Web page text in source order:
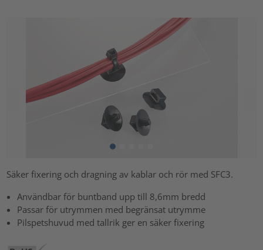
Säker fixering och dragning av kablar och rör med SFC3.
Användbar för buntband upp till 8,6mm bredd
Passar för utrymmen med begränsat utrymme
Pilspetshuvud med tallrik ger en säker fixering